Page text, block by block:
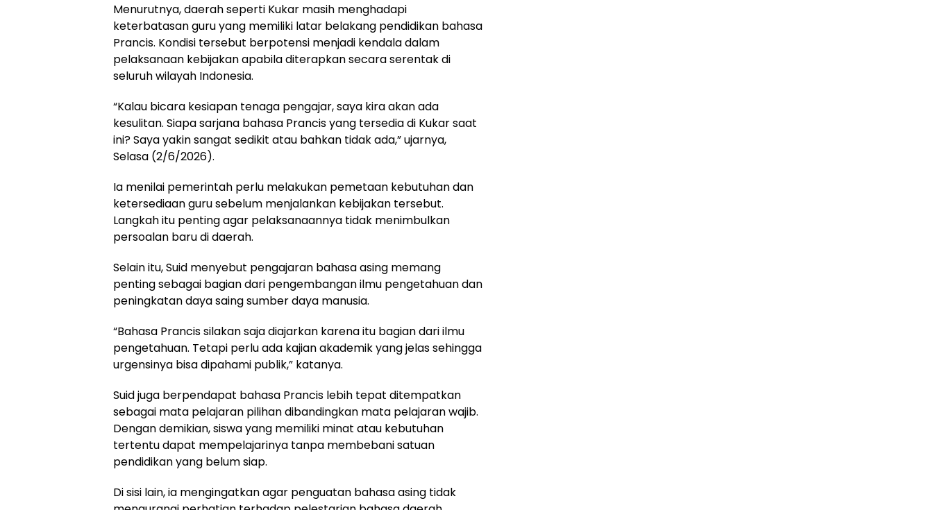
Menurutnya, daerah seperti Kukar masih menghadapi
keterbatasan guru yang memiliki latar belakang pendidikan bahasa
Prancis. Kondisi tersebut berpotensi menjadi kendala dalam
pelaksanaan kebijakan apabila diterapkan secara serentak di
seluruh wilayah Indonesia.
“Kalau bicara kesiapan tenaga pengajar, saya kira akan ada
kesulitan. Siapa sarjana bahasa Prancis yang tersedia di Kukar saat
ini? Saya yakin sangat sedikit atau bahkan tidak ada,” ujarnya,
Selasa (2/6/2026).
Ia menilai pemerintah perlu melakukan pemetaan kebutuhan dan
ketersediaan guru sebelum menjalankan kebijakan tersebut.
Langkah itu penting agar pelaksanaannya tidak menimbulkan
persoalan baru di daerah.
Selain itu, Suid menyebut pengajaran bahasa asing memang
penting sebagai bagian dari pengembangan ilmu pengetahuan dan
peningkatan daya saing sumber daya manusia.
“Bahasa Prancis silakan saja diajarkan karena itu bagian dari ilmu
pengetahuan. Tetapi perlu ada kajian akademik yang jelas sehingga
urgensinya bisa dipahami publik,” katanya.
Suid juga berpendapat bahasa Prancis lebih tepat ditempatkan
sebagai mata pelajaran pilihan dibandingkan mata pelajaran wajib.
Dengan demikian, siswa yang memiliki minat atau kebutuhan
tertentu dapat mempelajarinya tanpa membebani satuan
pendidikan yang belum siap.
Di sisi lain, ia mengingatkan agar penguatan bahasa asing tidak